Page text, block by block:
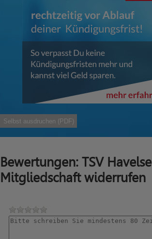
Selbst ausdruchen (PDF)
Bewertungen: TSV Havelse
Mitgliedschaft widerrufen